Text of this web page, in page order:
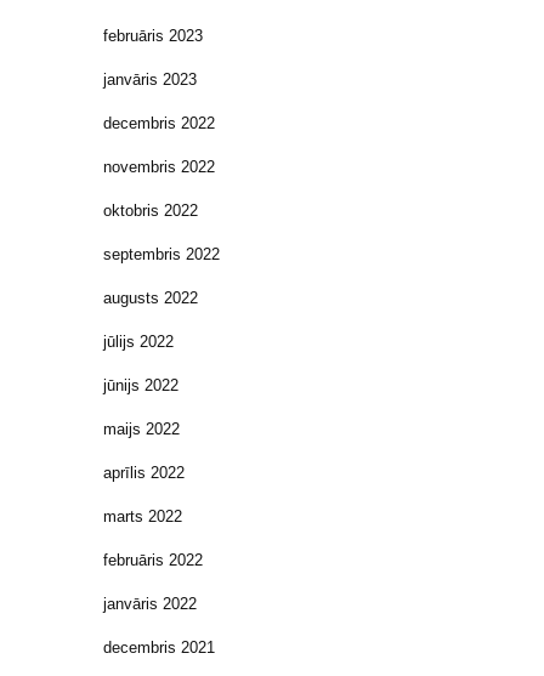
februāris 2023
janvāris 2023
decembris 2022
novembris 2022
oktobris 2022
septembris 2022
augusts 2022
jūlijs 2022
jūnijs 2022
maijs 2022
aprīlis 2022
marts 2022
februāris 2022
janvāris 2022
decembris 2021